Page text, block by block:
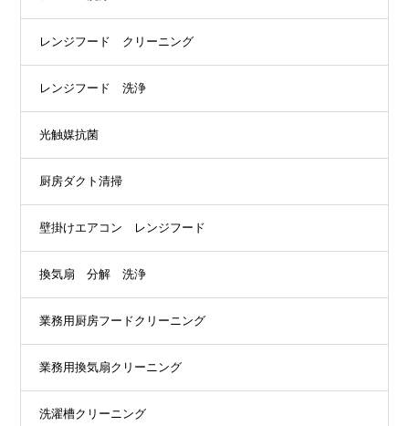
レンジフード クリーニング
レンジフード 洗浄
光触媒抗菌
厨房ダクト清掃
壁掛けエアコン レンジフード
換気扇 分解 洗浄
業務用厨房フードクリーニング
業務用換気扇クリーニング
洗濯槽クリーニング